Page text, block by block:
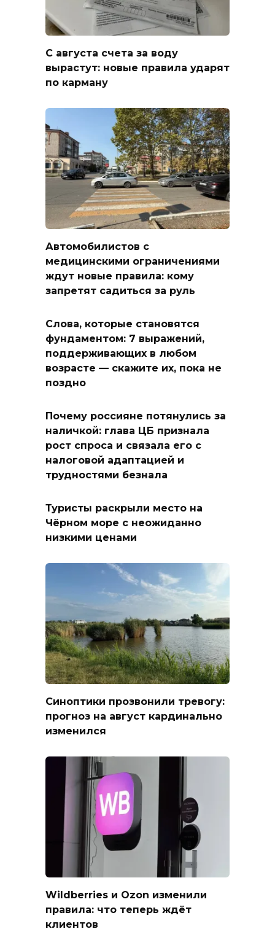
С августа счета за воду
вырастут: новые правила ударят
по карману
Автомобилистов с
медицинскими ограничениями
ждут новые правила: кому
запретят садиться за руль
Слова, которые становятся
фундаментом: 7 выражений,
поддерживающих в любом
возрасте — скажите их, пока не
поздно
Почему россияне потянулись за
наличкой: глава ЦБ признала
рост спроса и связала его с
налоговой адаптацией и
трудностями безнала
Туристы раскрыли место на
Чёрном море с неожиданно
низкими ценами
Синоптики прозвонили тревогу:
прогноз на август кардинально
изменился
Wildberries и Ozon изменили
правила: что теперь ждёт
клиентов